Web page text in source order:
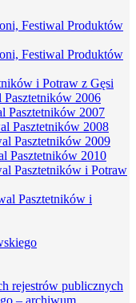
Festiwal Produktów
Festiwal Produktów
i Potraw z Gęsi
2006
Pasztetników 2007
Pasztetników 2008
Pasztetników 2009
Pasztetników 2010
Pasztetników i Potraw
Pasztetników i
rejestrów publicznych
– archiwum